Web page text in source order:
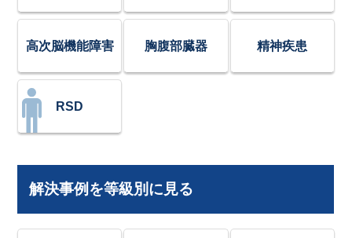
高次脳機能障害 胸腹部臓器 精神疾患
RSD
解決事例を等級別に見る